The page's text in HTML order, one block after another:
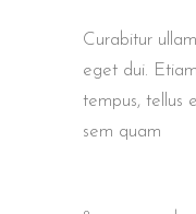
Curabitur
eget dui.
tempus, tellus
sem quam